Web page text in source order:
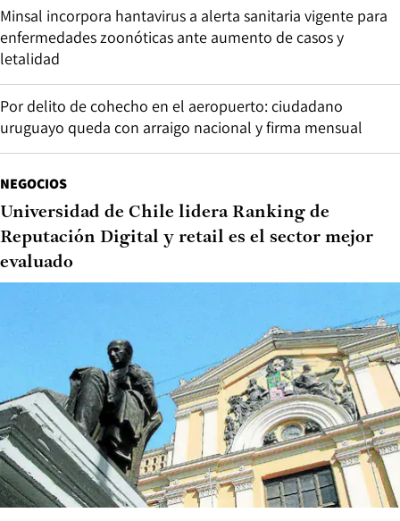
Minsal incorpora hantavirus a alerta sanitaria vigente para
enfermedades zoonóticas ante aumento de casos y
letalidad
Por delito de cohecho en el aeropuerto: ciudadano
uruguayo queda con arraigo nacional y firma mensual
NEGOCIOS
Universidad de Chile lidera Ranking de
Reputación Digital y retail es el sector mejor
evaluado